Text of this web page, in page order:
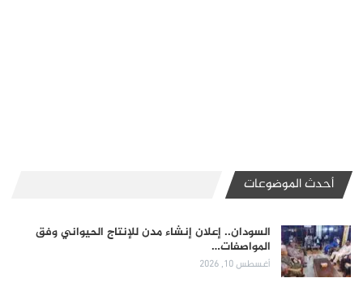
أحدث الموضوعات
السودان.. إعلان إنشاء مدن للإنتاج الحيواني وفق
المواصفات…
أغسطس 10, 2026